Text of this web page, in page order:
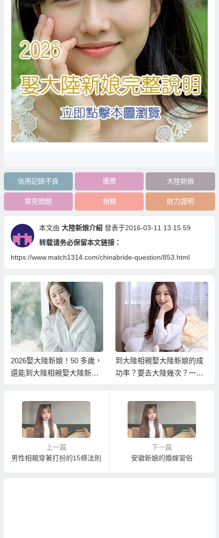
信用記錄不良 團聚 大陸新娘
常見問題 相親 財力證明
本文由 大陸新娘介紹 發表于2016-03-11 13:15:59
转载请务必保留本文链接：
https://www.match1314.com/chinabride-question/853.html
2026娶大陸新娘！50 多歲，
還能到大陸相親娶大陸新娘
到大陸相親娶大陸新娘的成
功率？要去大陸幾次？一次
上一篇
男性相親穿著打扮的15條法則
下一篇
安徽新娘的婚嫁習俗